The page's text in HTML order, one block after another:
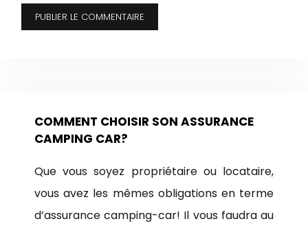
COMMENT CHOISIR SON ASSURANCE
CAMPING CAR?
Que vous soyez propriétaire ou locataire,
vous avez les mêmes obligations en terme
d’assurance camping-car! Il vous faudra au